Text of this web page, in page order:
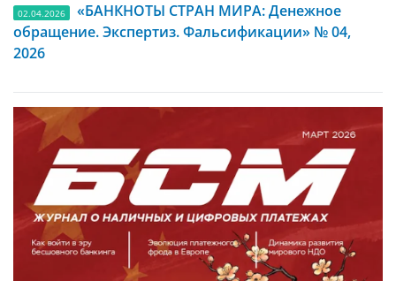
02.04.2026
«БАНКНОТЫ СТРАН МИРА: Денежное
обращение. Экспертиз. Фальсификации» № 04,
2026